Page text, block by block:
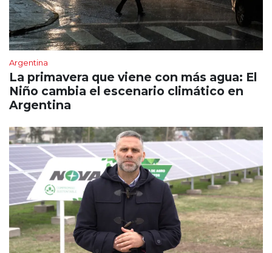
Argentina
La primavera que viene con más agua: El
Niño cambia el escenario climático en
Argentina